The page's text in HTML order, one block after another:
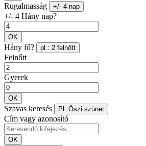
Rugalmasság +/- 4 nap
+/- 4 Hány nap?
OK
Hány fő? pl.: 2 felnőtt
Felnőtt
Gyerek
OK
Szavas keresés Pl: Őszi szünet
Cím vagy azonosító
OK